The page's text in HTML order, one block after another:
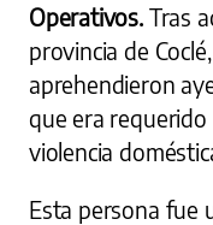
Operativos. Tras
provincia de
aprehendieron
que era
violencia
Esta persona fue